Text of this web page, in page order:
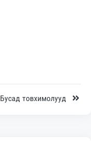
Бусад товхимолууд